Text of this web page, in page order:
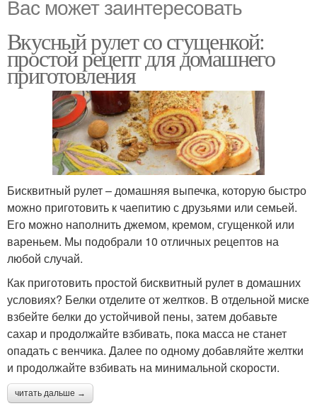
Вас может заинтересовать
Вкусный рулет со сгущенкой:
простой рецепт для домашнего
приготовления
Бисквитный рулет – домашняя выпечка, которую быстро
можно приготовить к чаепитию с друзьями или семьей.
Его можно наполнить джемом, кремом, сгущенкой или
вареньем. Мы подобрали 10 отличных рецептов на
любой случай.
Как приготовить простой бисквитный рулет в домашних
условиях? Белки отделите от желтков. В отдельной миске
взбейте белки до устойчивой пены, затем добавьте
сахар и продолжайте взбивать, пока масса не станет
опадать с венчика. Далее по одному добавляйте желтки
и продолжайте взбивать на минимальной скорости.
читать дальше →